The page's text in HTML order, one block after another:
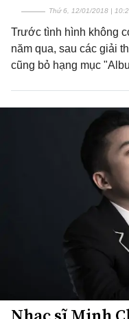
Thứ 6, 12/01/2018 |
Trước tình hình không
năm qua, sau các giải
cũng bỏ hạng mục